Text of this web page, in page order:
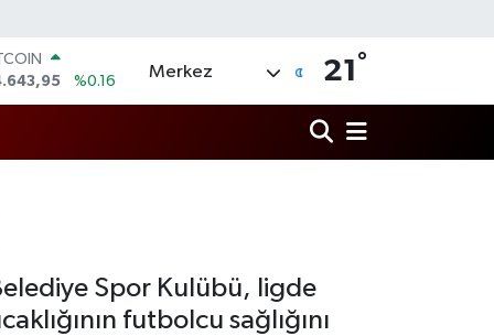
%0.16
ALTIN
%70
Merkez 21 °
Spor Kulübü, ligde
futbolcu sağlığını